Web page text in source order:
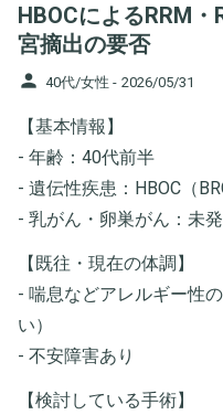
HBOCによるRRM
宮摘出の要否
person 40代/女性 - 2026/05/31
【基本情報】
- 年齢：40代前半
- 遺伝性疾患：HBOC（
- 乳がん・卵巣がん：未
【既往・現在の体調】
- 喘息などアレルギー性
い）
- 不安障害あり
【検討している手術】